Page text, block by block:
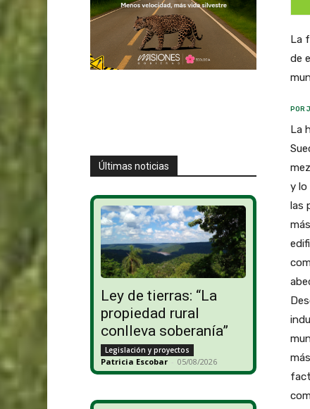
Últimas noticias
Ley de tierras: “La
propiedad rural
conlleva soberanía”
Legislación y proyectos
Patricia Escobar - 05/08/2026
La
de
POR
La
y lo
las